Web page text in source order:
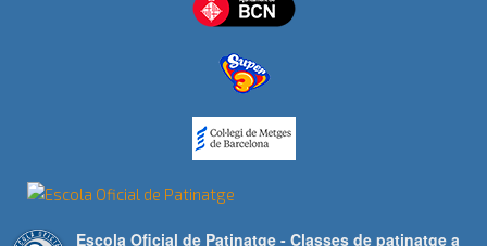
Escola Oficial de Patinatge - Classes de patinatge a